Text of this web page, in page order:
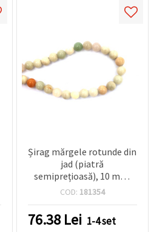
Șirag mărgele rotunde din
jad (piatră
semiprețioasă), 10 mm,
~37 bucăți, pentru
mărgelit DIY, brățări și
coliere
COD: 181354
76.38 Lei 1-4 set